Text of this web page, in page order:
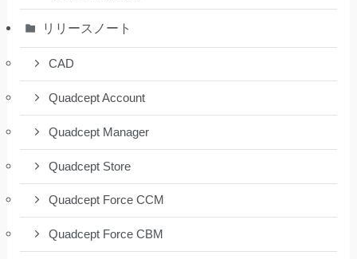
リリースノート
CAD
Quadcept Account
Quadcept Manager
Quadcept Store
Quadcept Force CCM
Quadcept Force CBM